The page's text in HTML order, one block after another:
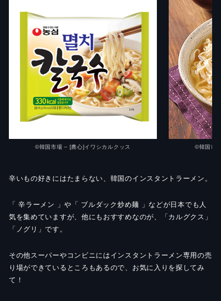
©韓国市場 – [農心]イワシカルクッス ©韓国市
辛いもの好きにはたまらない、韓国のインスタントラーメン。
「 辛ラーメン 」や「 ブルダック炒め麺 」などが日本でも人
気を集めていますが、他にもおすすめなのが、「カルグクス」
「ノグリ」です。
その他スーパーやコンビニにはインスタントラーメン専用の売
り場ができているところもあるので、お気に入りを探してみ
て！